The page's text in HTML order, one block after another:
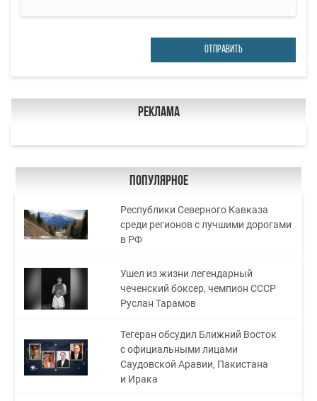
ОТПРАВИТЬ
Реклама
Популярное
Республики Северного Кавказа
среди регионов с лучшими дорогами
в РФ
Ушел из жизни легендарный
чеченский боксер, чемпион СССР
Руслан Тарамов
Тегеран обсудил Ближний Восток
с официальными лицами
Саудовской Аравии, Пакистана
и Ирака